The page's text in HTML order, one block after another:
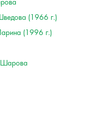
(1966 г.)
(1996 г.)
Шарова